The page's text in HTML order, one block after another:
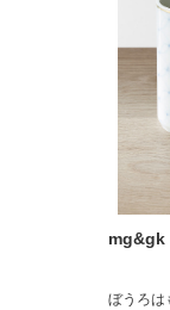
ぼうろは
mg&gk